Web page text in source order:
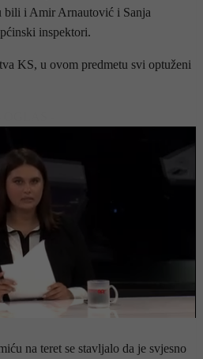
bili i Amir Arnautović i Sanja
inspektori.
KS, u ovom predmetu svi optuženi
na teret se stavljalo da je svjesno